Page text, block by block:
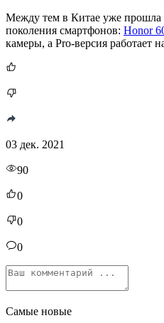
Между тем в Китае уже прошла
поколения смартфонов: Honor
камеры, а Pro-версия работает
03 дек. 2021
90
0
0
0
Самые новые